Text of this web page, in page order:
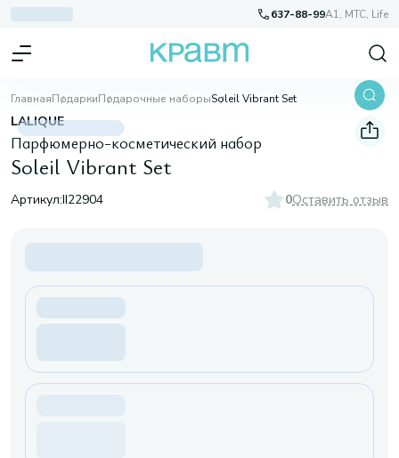
637-88-99A1, МТС, Life
ГлавнаяПодаркиПодарочные наборыSoleil Vibrant Set
LALIQUE
Парфюмерно-косметический набор
Soleil Vibrant Set
Артикул:II22904 0Оставить отзыв